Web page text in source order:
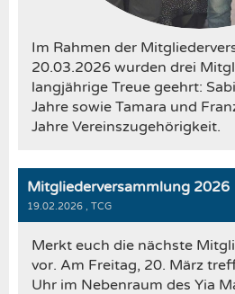
Im Rahmen der
20.03.2026 wurden drei
langjährige Treue geehrt:
Jahre sowie Tamara und
Jahre Vereinszugehörigkeit.
Mitgliederversammlung 2026
19.02.2026 , TCG
Merkt euch die nächste
vor. Am Freitag, 20. März
Uhr im Nebenraum des Yia